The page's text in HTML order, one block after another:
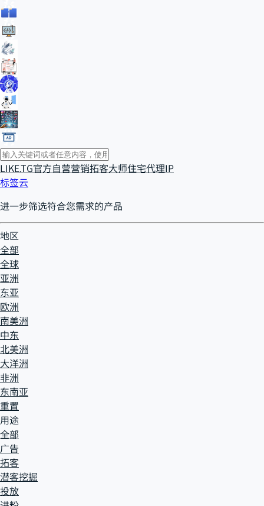
LIKE.TG官方自营营销拓客大师住宅代理IP
标签云
进一步筛选符合您需求的产品
地区
全部
全球
亚洲
东亚
欧洲
南美洲
中东
北美洲
大洋洲
非洲
东南亚
重置
用途
全部
广告
拓客
潜客挖掘
投放